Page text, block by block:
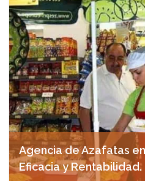
Agencia de Azafatas
Eficacia y Rentabilidad.